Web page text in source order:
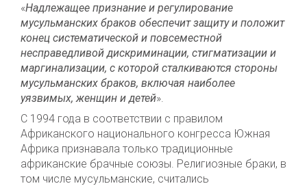
«Надлежащее признание и регулирование
мусульманских браков обеспечит защиту и положит
конец систематической и повсеместной
несправедливой дискриминации, стигматизации и
маргинализации, с которой сталкиваются стороны
мусульманских браков, включая наиболее
уязвимых, женщин и детей».
С 1994 года в соответствии с правилом
Африканского национального конгресса Южная
Африка признавала только традиционные
африканские брачные союзы. Религиозные браки, в
том числе мусульманские, считались